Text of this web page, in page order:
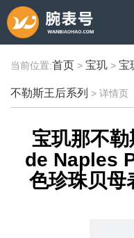
当前位置:首页 > 宝玑 > 宝
不勒斯王后系列 > 详情页
宝玑那不
de Naples
色珍珠贝母